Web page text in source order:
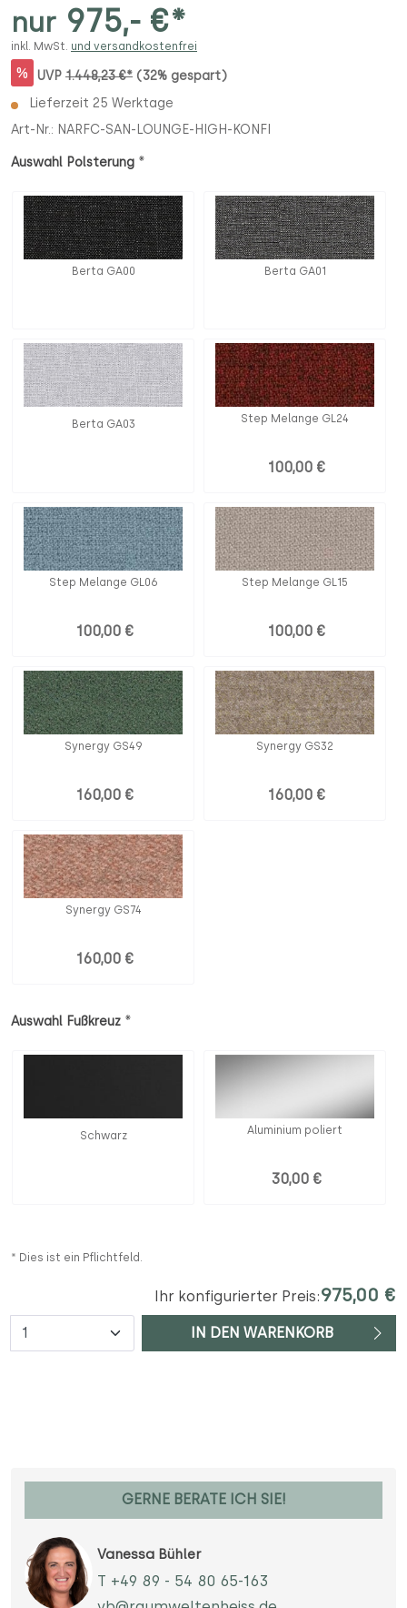
nur 975,- €*
inkl. MwSt. und versandkostenfrei
% UVP 1.448,23 €* (32% gespart)
Lieferzeit 25 Werktage
Art-Nr.: NARFC-SAN-LOUNGE-HIGH-KONFI
Auswahl Polsterung *
Berta GA00 Berta GA01
Berta GA03 Step Melange GL24
100,00 €
Step Melange GL06
100,00 €
Step Melange GL15
100,00 €
Synergy GS49
160,00 €
Synergy GS32
160,00 €
Synergy GS74
160,00 €
Auswahl Fußkreuz *
Schwarz Aluminium poliert
30,00 €
* Dies ist ein Pflichtfeld.
Ihr konfigurierter Preis:975,00 €
Anzahl IN DEN WARENKORB
GERNE BERATE ICH SIE!
Vanessa Bühler
T +49 89 - 54 80 65-163